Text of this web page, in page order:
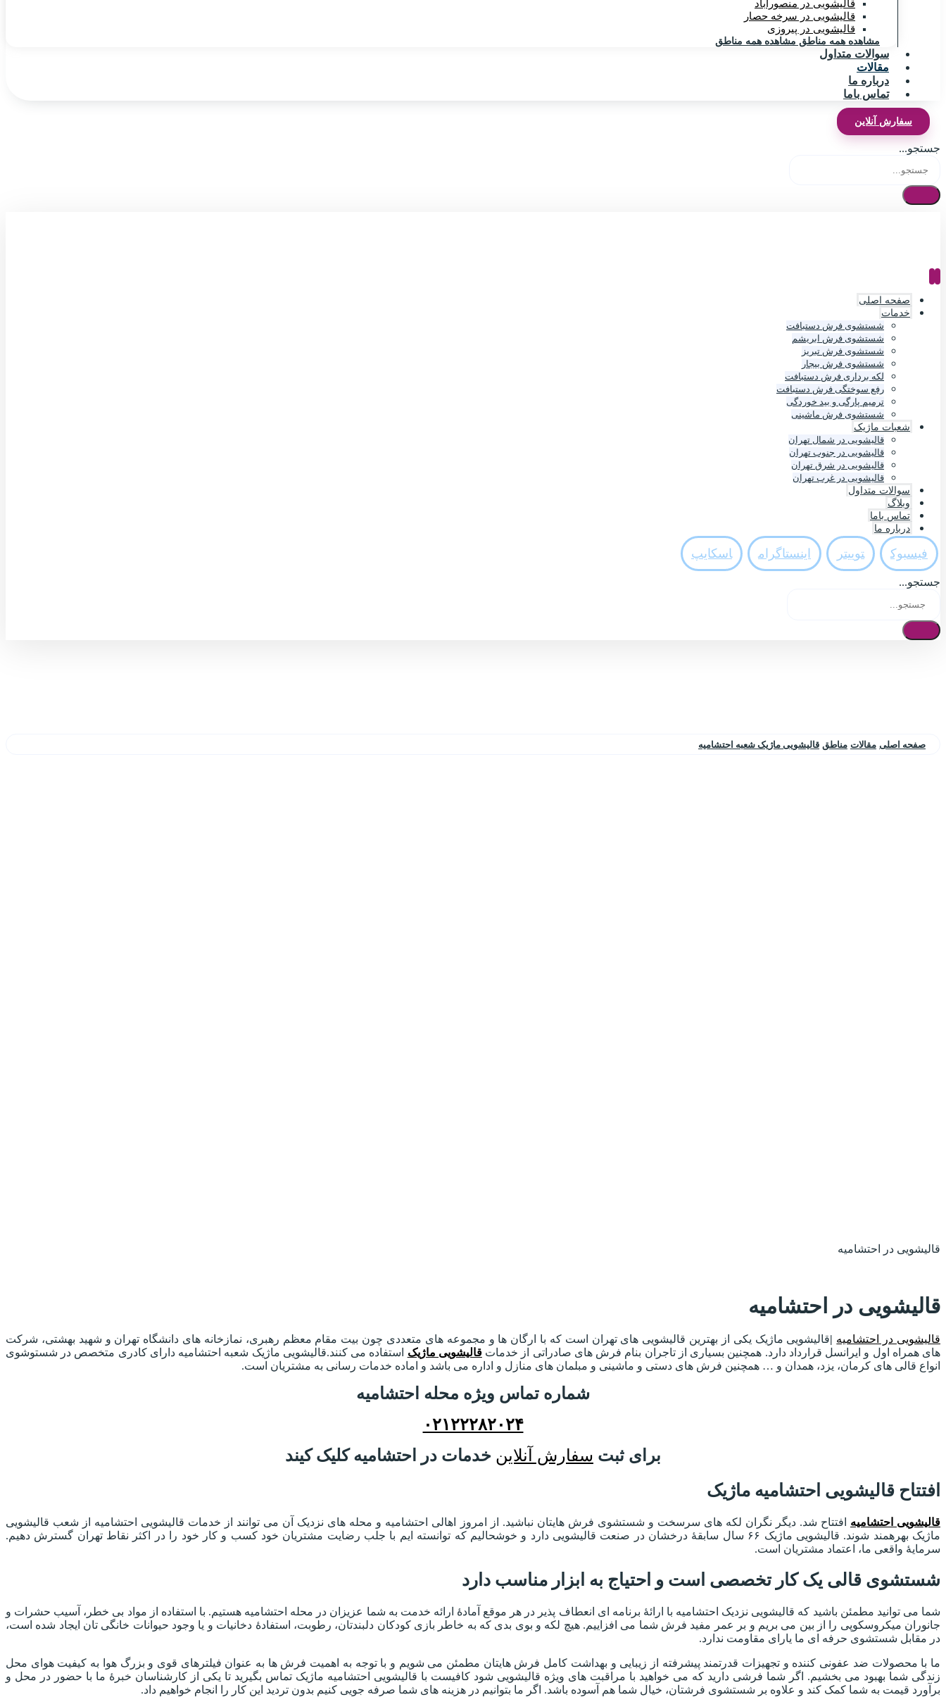
قالیشویی در منصورآباد
قالیشویی در سرخه حصار
قالیشویی در پیروزی
مشاهده همه مناطق مشاهده همه مناطق
سوالات متداول
مقالات
درباره ما
تماس باما
سفارش آنلاین
جستجو...
صفحه اصلی
خدمات
شستشوی فرش دستبافت
شستشوی فرش ابریشم
شستشوی فرش تبریز
شستشوی فرش بیجار
لکه برداری فرش دستبافت
رفع سوختگی فرش دستبافت
ترمیم پارگی و بید خوردگی
شستشوی فرش ماشینی
شعبات ماژیک
قالیشویی در شمال تهران
قالیشویی در جنوب تهران
قالیشویی در شرق تهران
قالیشویی در غرب تهران
سوالات متداول
وبلاگ
تماس باما
درباره ما
فيسبوک تويیتر اینستاگرام اسکایپ
جستجو...
صفحه اصلی مقالات مناطق قالیشویی ماژیک شعبه احتشامیه
قالیشویی در احتشامیه
قالیشویی در احتشامیه
قالیشویی در احتشامیه |قالیشویی ماژیک یکی از بهترین قالیشویی های تهران است که با ارگان ها و مجموعه های متعددی چون بیت مقام معظم رهبری، نمازخانه های دانشگاه تهران و شهید بهشتی، شرکت
های همراه اول و ایرانسل قرارداد دارد. همچنین بسیاری از تاجران بنام فرش های صادراتی از خدماتقالیشویی ماژیک استفاده می کنند.قالیشویی ماژیک شعبه احتشامیه دارای کادری متخصص در شستوشوی
انواع قالی های کرمان، یزد، همدان و … همچنین فرش های دستی و ماشینی و مبلمان های منازل و اداره می باشد و اماده خدمات رسانی به مشتریان است.
شماره تماس ویژه محله احتشامیه
۰۲۱۲۲۲۸۲۰۲۴
برای ثبت سفارش آنلاین خدمات در احتشامیه کلیک کیند
افتتاح قالیشویی احتشامیه ماژیک
قالیشویی احتشامیه افتتاح شد. دیگر نگران لکه های سرسخت و شستشوی فرش هایتان نباشید. از امروز اهالی احتشامیه و محله های نزدیک آن می توانند از خدمات قالیشویی احتشامیه از شعب قالیشویی
ماژیک بهرهمند شوند. قالیشویی ماژیک ۶۶ سال سابقۀ درخشان در صنعت قالیشویی دارد و خوشحالیم که توانسته ایم با جلب رضایت مشتریان خود کسب و کار خود را در اکثر نقاط تهران گسترش دهیم.
سرمایۀ واقعی ما، اعتماد مشتریان است.
شستشوی قالی یک کار تخصصی است و احتیاج به ابزار مناسب دارد
شما می توانید مطمئن باشید که قالیشویی نزدیک احتشامیه با ارائۀ برنامه ای انعطاف پذیر در هر موقع آمادۀ ارائه خدمت به شما عزیزان در محله احتشامیه هستیم. با استفاده از مواد بی خطر، آسیب حشرات و
جانوران میکروسکوپی را از بین می بریم و بر عمر مفید فرش شما می افزاییم. هیچ لکه و بوی بدی که به خاطر بازی کودکان دلبندتان، رطوبت، استفادۀ دخانیات و یا وجود حیوانات خانگی تان ایجاد شده است،
در مقابل شستشوی حرفه ای ما یارای مقاومت ندارد.
ما با محصولات ضد عفونی کننده و تجهیزات قدرتمند پیشرفته از زیبایی و بهداشت کامل فرش هایتان مطمئن می شویم و با توجه به اهمیت فرش ها به عنوان فیلترهای قوی و بزرگ هوا به کیفیت هوای محل
زندگی شما بهبود می بخشیم. اگر شما فرشی دارید که می خواهید با مراقبت های ویژه قالیشویی شود کافیست با قالیشویی احتشامیه ماژیک تماس بگیرید تا یکی از کارشناسان خبرۀ ما با حضور در محل و
برآورد قیمت به شما کمک کند و علاوه بر شستشوی فرشتان، خیال شما هم آسوده باشد. اگر ما بتوانیم در هزینه های شما صرفه جویی کنیم بدون تردید این کار را انجام خواهیم داد.